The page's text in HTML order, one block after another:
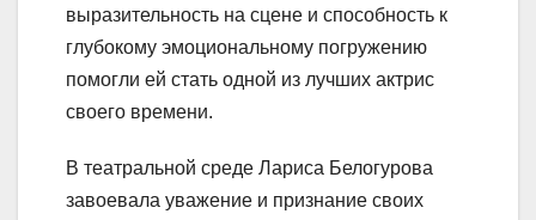
выразительность на сцене и способность к
глубокому эмоциональному погружению
помогли ей стать одной из лучших актрис
своего времени.
В театральной среде Лариса Белогурова
завоевала уважение и признание своих